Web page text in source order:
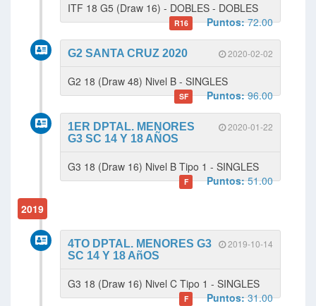
ITF 18 G5 (Draw 16) - DOBLES - DOBLES
R16 Puntos:72.00
2020-02-02
G2 SANTA CRUZ 2020
G2 18 (Draw 48) Nivel B - SINGLES
SF Puntos:96.00
2020-01-22
1ER DPTAL. MENORES
G3 SC 14 Y 18 AÑOS
G3 18 (Draw 16) Nivel B Tipo 1 - SINGLES
F Puntos:51.00
2019
2019-10-14
4TO DPTAL. MENORES G3
SC 14 Y 18 AñOS
G3 18 (Draw 16) Nivel C Tipo 1 - SINGLES
F Puntos:31.00